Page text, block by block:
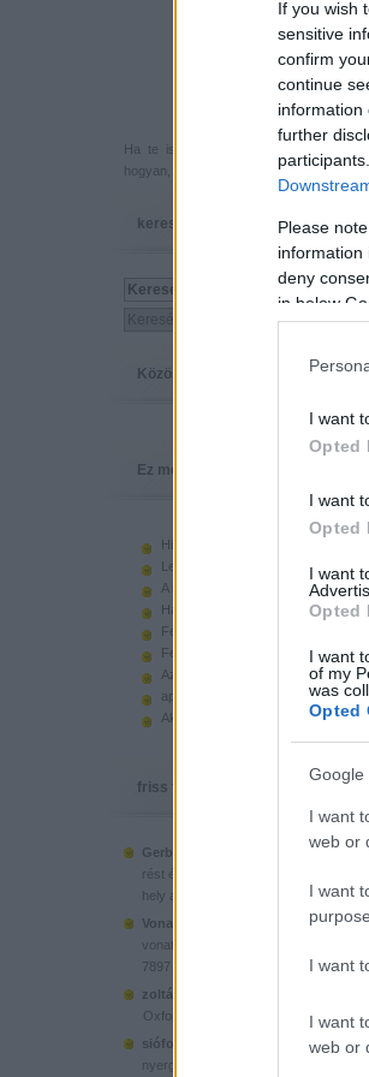
If you wish
sensitive
confirm
continue
information
further
Please
information
deny
in below
I want
Opted
I want
Opted
I want
Opted
I want
of my
was
Opted
Google
I want
web or
I want
I want
I want
web or
Ha te is küldenél egy végigjátszást,
hogyan, hova, mikor, kivel és miért,
keresés
Közösség
Ez megy
Hiányzó elemek beszerzése
Legoland Németország 2010
A kastélyok képes története
Használt legót piacról
Feltörjük a legó ugart
Fehérítsd ki!
Az Indiana Jones készletek
apró. hirdetés.
Akciók, újdonságok a polcon,
friss topikok
Gerberus:
Mostanra már a Lego is
rést é...
hely a klónoknak
Vonatotkeresek1:
@BorZol: Üdv, hol
vonatot venni...
7897 Passenger Train
zoltán999:
Oxford, a dél-koreai klón
siófoki35:
A platós teherautó
nyergesvonta...